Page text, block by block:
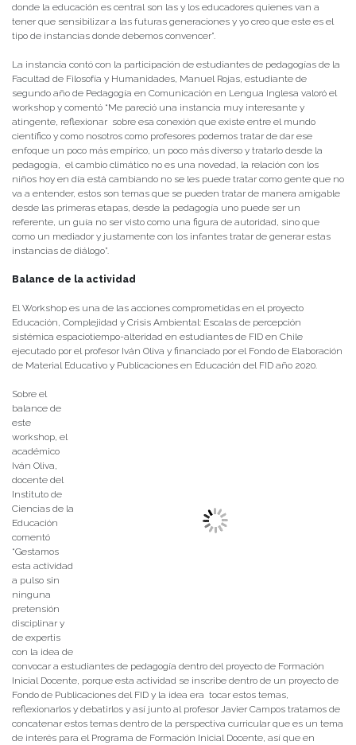
donde la educación es central son las y los educadores quienes van a
tener que sensibilizar a las futuras generaciones y yo creo que este es el
tipo de instancias donde debemos convencer”.
La instancia contó con la participación de estudiantes de pedagogías de la
Facultad de Filosofía y Humanidades, Manuel Rojas, estudiante de
segundo año de Pedagogía en Comunicación en Lengua Inglesa valoró el
workshop y comentó “Me pareció una instancia muy interesante y
atingente, reflexionar sobre esa conexión que existe entre el mundo
científico y como nosotros como profesores podemos tratar de dar ese
enfoque un poco más empírico, un poco más diverso y tratarlo desde la
pedagogía, el cambio climático no es una novedad, la relación con los
niños hoy en día está cambiando no se les puede tratar como gente que no
va a entender, estos son temas que se pueden tratar de manera amigable
desde las primeras etapas, desde la pedagogía uno puede ser un
referente, un guía no ser visto como una figura de autoridad, sino que
como un mediador y justamente con los infantes tratar de generar estas
instancias de diálogo”.
Balance de la actividad
El Workshop es una de las acciones comprometidas en el proyecto
Educación, Complejidad y Crisis Ambiental: Escalas de percepción
sistémica espaciotiempo-alteridad en estudiantes de FID en Chile
ejecutado por el profesor Iván Oliva y financiado por el Fondo de Elaboración
de Material Educativo y Publicaciones en Educación del FID año 2020.
Sobre el
balance de
este
workshop, el
académico
Iván Oliva,
docente del
Instituto de
Ciencias de la
Educación
comentó
“Gestamos
esta actividad
a pulso sin
ninguna
pretensión
disciplinar y
de expertis
con la idea de
convocar a estudiantes de pedagogía dentro del proyecto de Formación
Inicial Docente, porque esta actividad se inscribe dentro de un proyecto de
Fondo de Publicaciones del FID y la idea era tocar estos temas,
reflexionarlos y debatirlos y así junto al profesor Javier Campos tratamos de
concatenar estos temas dentro de la perspectiva curricular que es un tema
de interés para el Programa de Formación Inicial Docente, así que en